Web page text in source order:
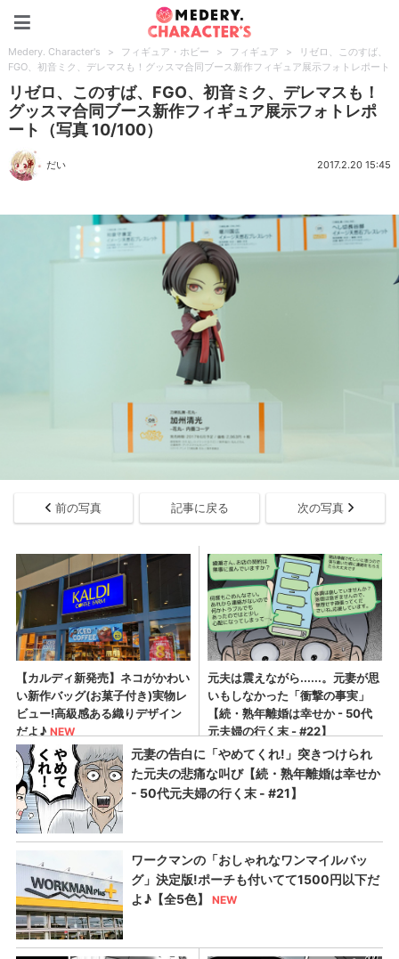
Medery. Character's > フィギュア・ホビー > フィギュア >
リゼロ、このすば、
FGO、初音ミク、デレマスも！グッスマ合同ブース新作フィギュア展示フォトレポート
リゼロ、このすば、FGO、初音ミク、デレマスも！
グッスマ合同ブース新作フィギュア展示フォトレポ
ート（写真 10/100）
だい 2017.2.20 15:45
前の写真 記事に戻る 次の写真